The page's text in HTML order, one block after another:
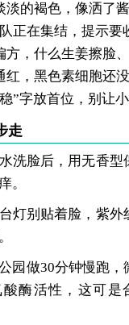
淡的褐色，像洒了
正在集结，提示要
方，什么生姜擦脸
红，黑色素细胞还
”字放首位，别让小
走
洗脸后，用无香型
。
灯别贴着脸，紫外
园做30分钟慢跑
酶活性，这可是